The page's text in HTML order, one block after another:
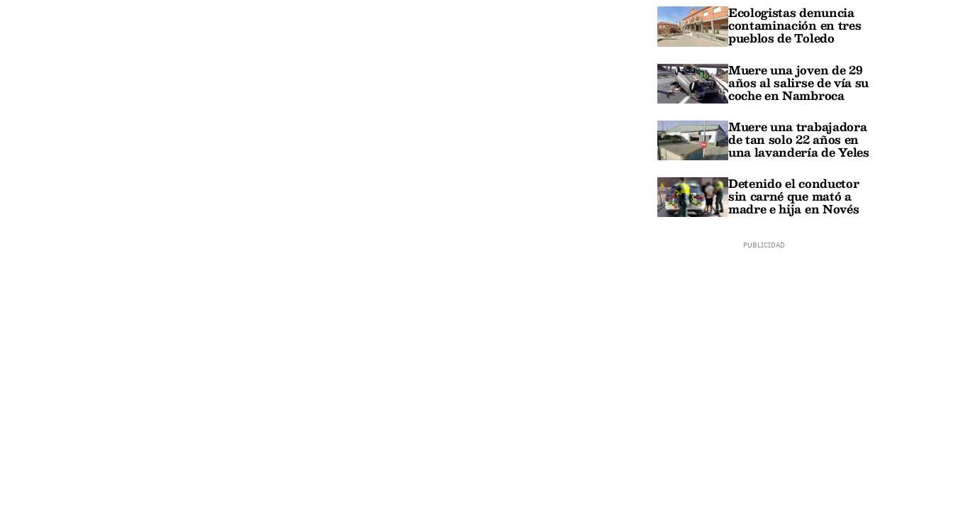
Ecologistas denuncia
contaminación en tres
pueblos de Toledo
Muere una joven de 29
años al salirse de vía su
coche en Nambroca
Muere una trabajadora
de tan solo 22 años en
una lavandería de Yeles
Detenido el conductor
sin carné que mató a
madre e hija en Novés